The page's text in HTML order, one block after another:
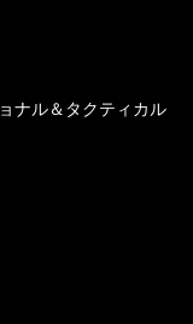
ナル＆タクティカル